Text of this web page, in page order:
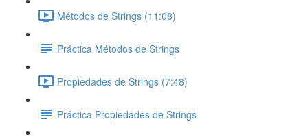
Métodos de Strings (11:08)
Práctica Métodos de Strings
Propiedades de Strings (7:48)
Práctica Propiedades de Strings